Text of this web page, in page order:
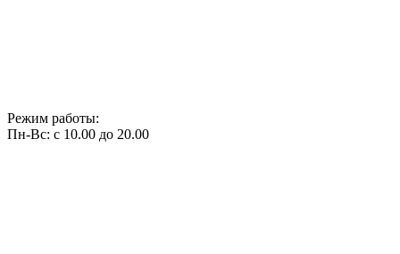
Режим работы:
Пн-Вс: с 10.00 до 20.00